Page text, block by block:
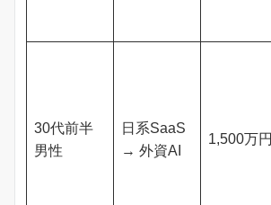
30代前半
男性
日系SaaS
→ 外資AI
1,500万円